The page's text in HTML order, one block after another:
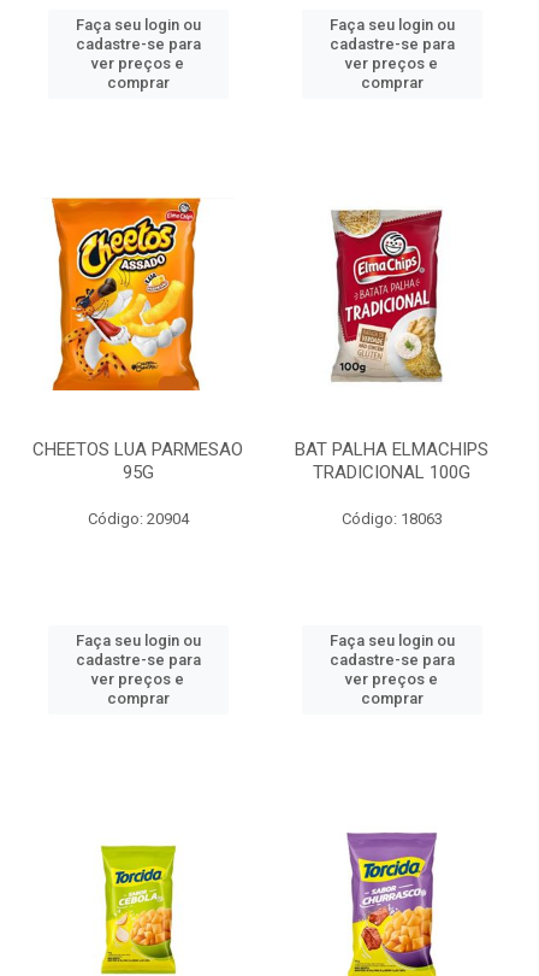
Faça seu login ou
cadastre-se para
ver preços e
comprar
Faça seu login ou
cadastre-se para
ver preços e
comprar
CHEETOS LUA PARMESAO
95G
Código: 20904
Faça seu login ou
cadastre-se para
ver preços e
comprar
BAT PALHA ELMACHIPS
TRADICIONAL 100G
Código: 18063
Faça seu login ou
cadastre-se para
ver preços e
comprar